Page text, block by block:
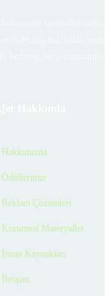
Hakkımızda
Ödüllerimiz
Reklam Çözümleri
Kurumsal Materyaller
İnsan Kaynakları
İletişim